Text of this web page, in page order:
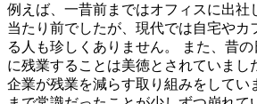
例えば、一昔前まではオフィスに出社
当たり前でしたが、現代では自宅やカ
る人も珍しくありません。
また、昔
に残業することは美徳とされていまし
企業が残業を減らす取り組みをしてい